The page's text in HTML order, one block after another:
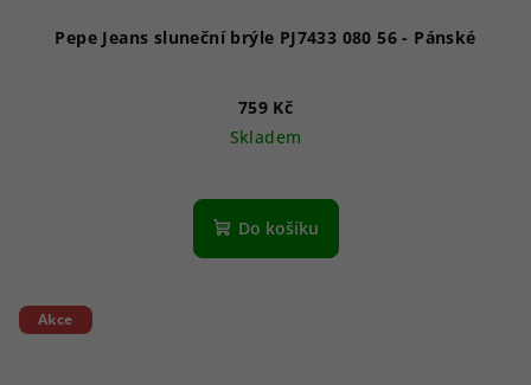
Pepe Jeans sluneční brýle PJ7433 080 56 - Pánské
759 Kč
Skladem
Do košíku
Akce